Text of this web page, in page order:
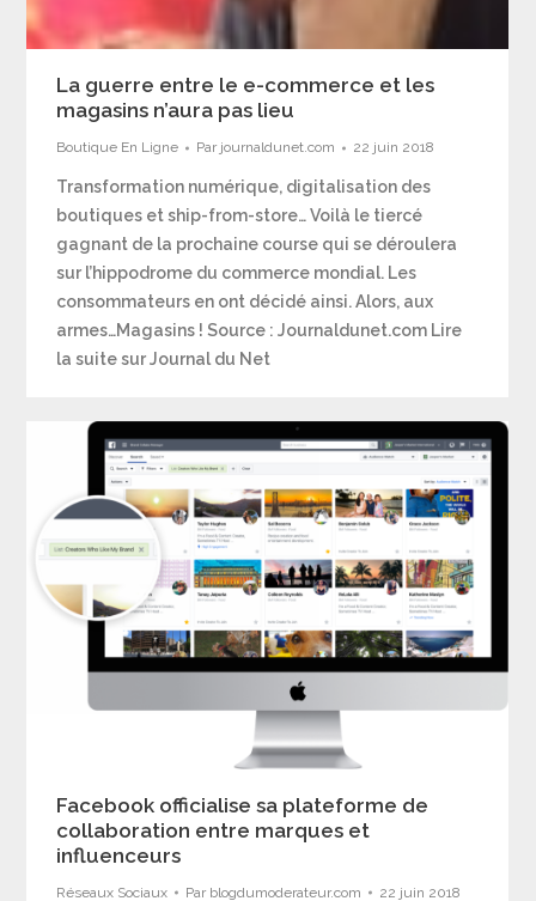
La guerre entre le e-commerce et les
magasins n’aura pas lieu
Boutique En Ligne Par journaldunet.com 22 juin 2018
Transformation numérique, digitalisation des
boutiques et ship-from-store… Voilà le tiercé
gagnant de la prochaine course qui se déroulera
sur l’hippodrome du commerce mondial. Les
consommateurs en ont décidé ainsi. Alors, aux
armes…Magasins ! Source : Journaldunet.com Lire
la suite sur Journal du Net
Facebook officialise sa plateforme de
collaboration entre marques et
influenceurs
Réseaux Sociaux Par blogdumoderateur.com 22 juin 2018